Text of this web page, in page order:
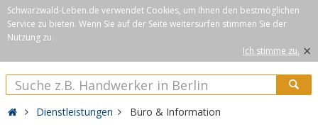
Schwarzwald-Leben.de verwendet Cookies, um Ihnen den bestmöglichen
Service zu bieten. Wenn Sie auf der Seite weitersurfen stimmen Sie der
Nutzung zu.
Ich stimme zu. ×
Dienstleistungen Büro & Information